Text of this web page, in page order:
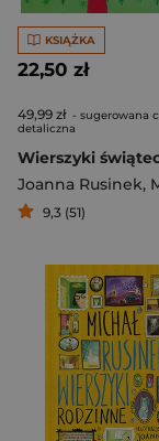
KSIĄŻKA
22,50 zł
49,99 zł - sugerowana
detaliczna
Wierszyki
Joanna Rusinek,
9,3 (51)